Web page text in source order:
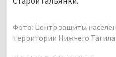
Фото: Центр защиты
территории Нижнего Тагила